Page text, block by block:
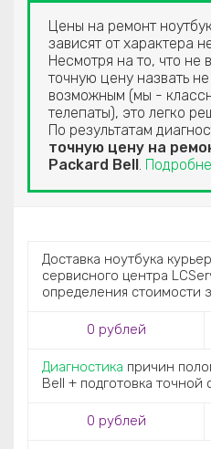
Цены на ремонт
зависят от характера
Несмотря на то, что не
точную цену назвать
возможным (мы -
телепаты), это легко
По результатам
точную цену на
Packard Bell.
Доставка ноутбука
сервисного центра
определения стоимости
0 рублей
Диагностика причин
Bell + подготовка
0 рублей